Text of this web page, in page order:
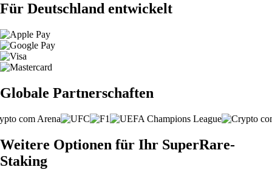
Für Deutschland entwickelt
Globale Partnerschaften
Weitere Optionen für Ihr SuperRare-
Staking